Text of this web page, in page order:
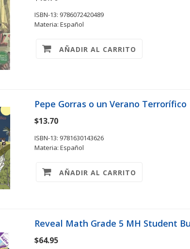
ISBN-13: 9786072420489
Materia: Español
AÑADIR AL CARRITO
Pepe Gorras o un Verano Terrorífico
$13.70
ISBN-13: 9781630143626
Materia: Español
AÑADIR AL CARRITO
Reveal Math Grade 5 MH Student
$64.95